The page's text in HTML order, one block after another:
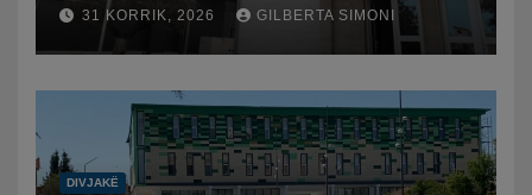
31 KORRIK, 2026 GILBERTA SIMONI
DIVJAKË